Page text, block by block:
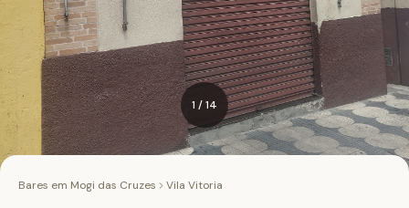
1 /14
Bares em Mogi das Cruzes Vila Vitoria